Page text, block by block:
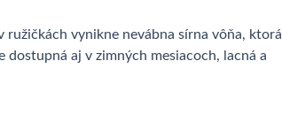
vynikne nevábna sírna vôňa, ktorá
aj v zimných mesiacoch, lacná a